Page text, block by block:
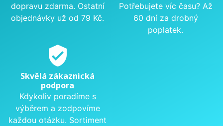
dopravu zdarma. Ostatní
objednávky už od 79 Kč.
Potřebujete víc času? Až
60 dní za drobný
poplatek.
verified_user
Skvělá zákaznická
podpora
Kdykoliv poradíme s
výběrem a zodpovíme
každou otázku. Sortiment